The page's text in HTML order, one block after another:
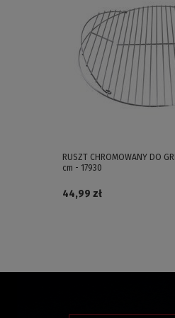
RUSZT CHROMOWANY DO
cm - 17930
44,99 zł